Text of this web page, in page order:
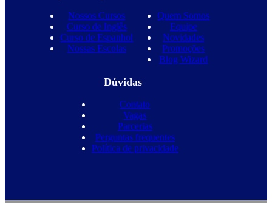
Nossos Cursos
Curso de Inglês
Curso de Espanhol
Nossas Escolas
Quem Somos
Equipe
Novidades
Promoções
Blog Wizard
Dúvidas
Contato
Vagas
Parcerias
Perguntas frequentes
Política de privacidade